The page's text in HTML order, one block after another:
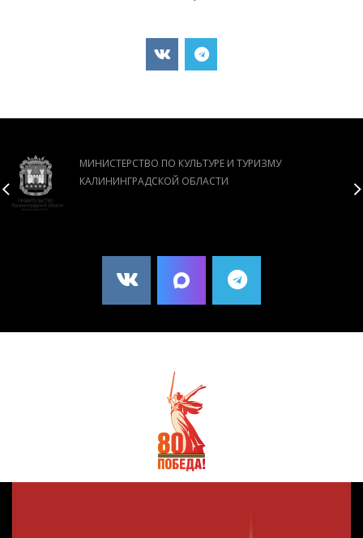
МИНИСТЕРСТВО ПО КУЛЬТУРЕ И ТУРИЗМУ
КАЛИНИНГРАДСКОЙ ОБЛАСТИ